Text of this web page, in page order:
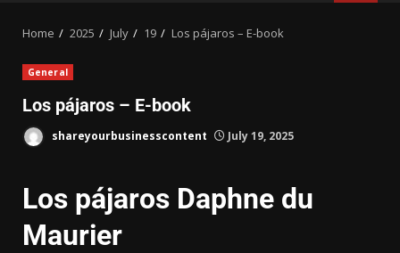
Home 2025 July 19 Los pájaros – E-book
General
Los pájaros – E-book
shareyourbusinesscontent July 19, 2025
Los pájaros Daphne du
Maurier